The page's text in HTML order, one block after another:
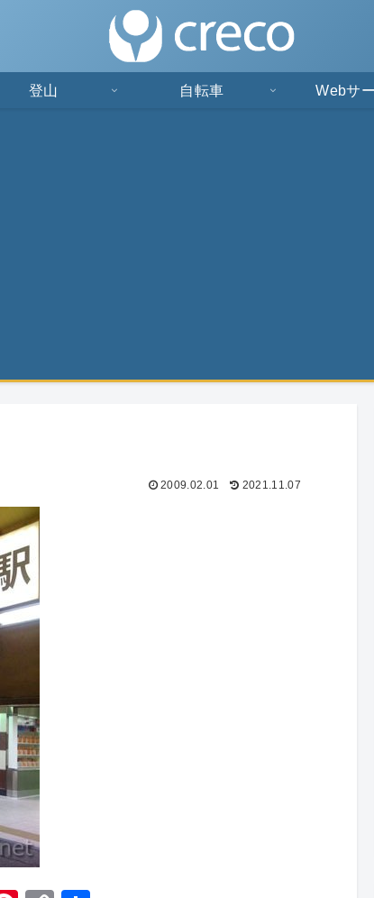
登山 自転車 Webサ
2009.02.01 2021.11.07